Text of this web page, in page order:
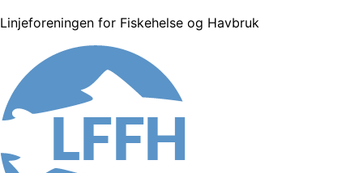
Linjeforeningen for Fiskehelse og Havbruk